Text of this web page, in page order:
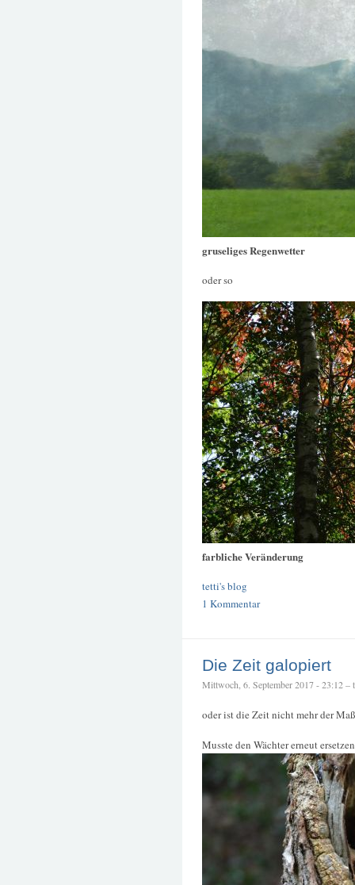
gruseliges Regenwetter
oder so
farbliche Veränderung
tetti's blog
1 Kommentar
Die Zeit galopiert
Mittwoch, 6. September 2017 - 23:12 –
oder ist die Zeit nicht mehr der
Musste den Wächter erneut